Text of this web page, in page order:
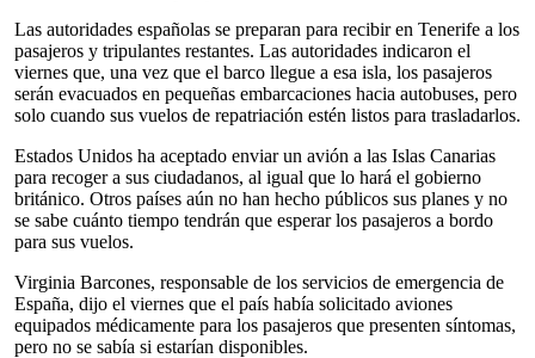
Las autoridades españolas se preparan para recibir en Tenerife a los
pasajeros y tripulantes restantes. Las autoridades indicaron el
viernes que, una vez que el barco llegue a esa isla, los pasajeros
serán evacuados en pequeñas embarcaciones hacia autobuses, pero
solo cuando sus vuelos de repatriación estén listos para trasladarlos.
Estados Unidos ha aceptado enviar un avión a las Islas Canarias
para recoger a sus ciudadanos, al igual que lo hará el gobierno
británico. Otros países aún no han hecho públicos sus planes y no
se sabe cuánto tiempo tendrán que esperar los pasajeros a bordo
para sus vuelos.
Virginia Barcones, responsable de los servicios de emergencia de
España, dijo el viernes que el país había solicitado aviones
equipados médicamente para los pasajeros que presenten síntomas,
pero no se sabía si estarían disponibles.